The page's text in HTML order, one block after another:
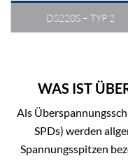
DS220S – TYP 2
WAS IST
Als
SPDs) werden
Spannungsspitzen